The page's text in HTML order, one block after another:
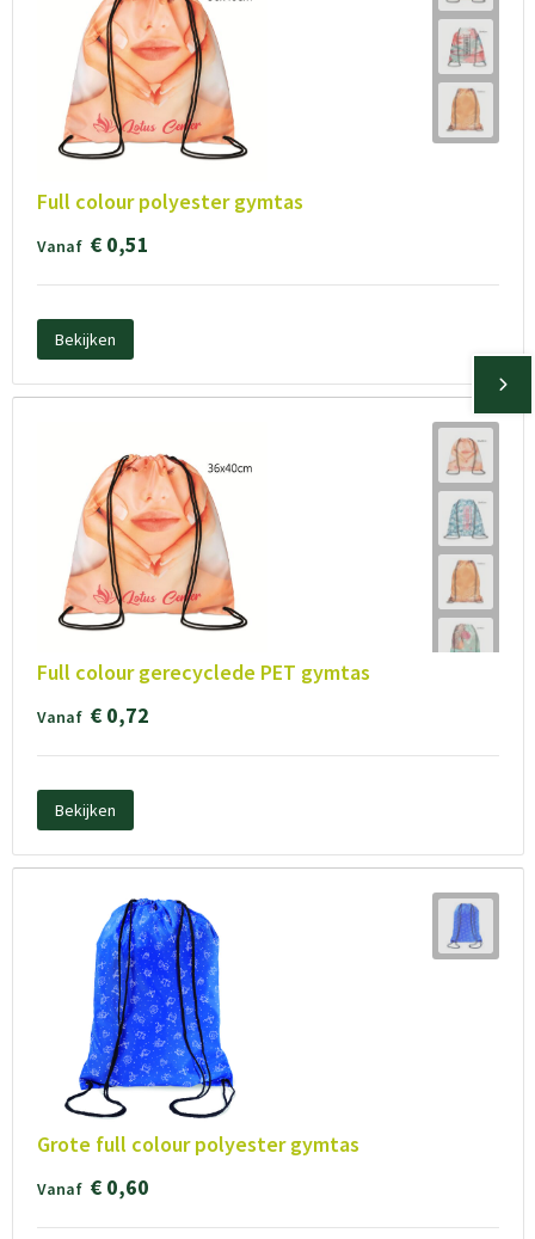
Full colour polyester gymtas
Vanaf € 0,51
Bekijken
Full colour gerecyclede PET gymtas
Vanaf € 0,72
Bekijken
Grote full colour polyester gymtas
Vanaf € 0,60